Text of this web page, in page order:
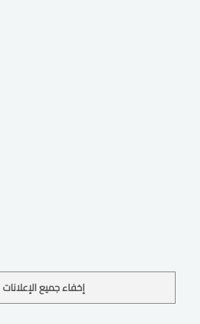
إخفاء جميع الإعلانات